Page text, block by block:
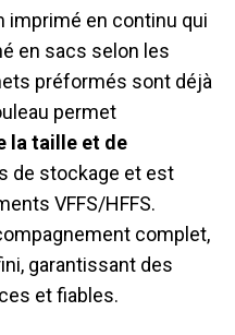
imprimé en continu qui
en sacs selon les
préformés sont déjà
permet
la taille et de
de stockage et est
VFFS/HFFS.
complet,
garantissant des
et fiables.